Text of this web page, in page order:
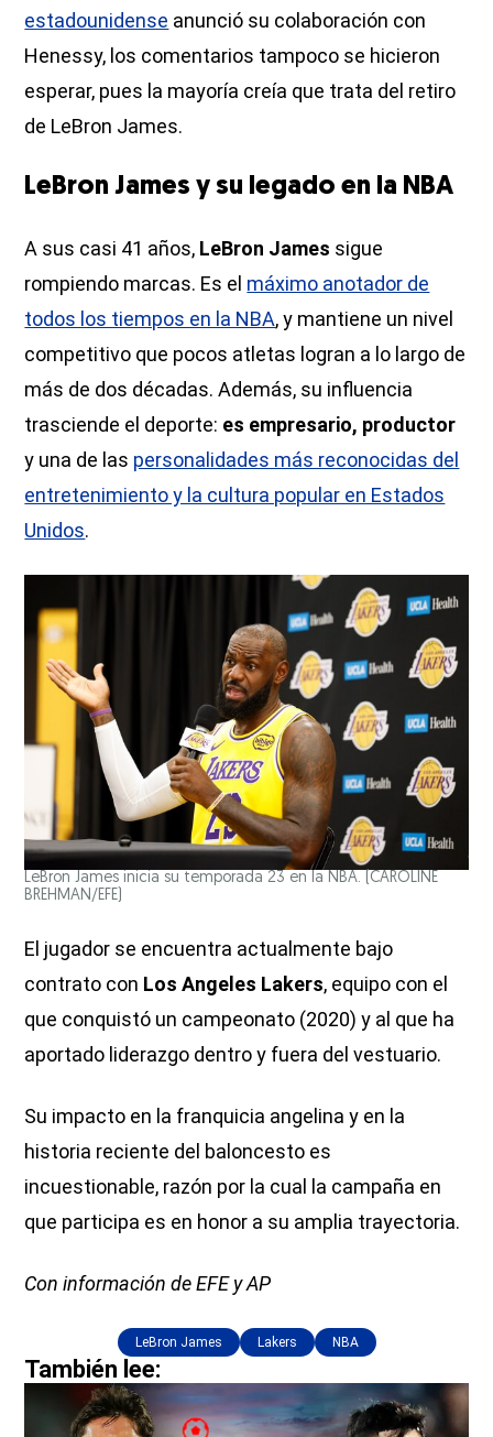
estadounidense anunció su colaboración con
Henessy, los comentarios tampoco se hicieron
esperar, pues la mayoría creía que trata del retiro
de LeBron James.
LeBron James y su legado en la NBA
A sus casi 41 años, LeBron James sigue
rompiendo marcas. Es el máximo anotador de
todos los tiempos en la NBA, y mantiene un nivel
competitivo que pocos atletas logran a lo largo de
más de dos décadas. Además, su influencia
trasciende el deporte: es empresario, productor
y una de las personalidades más reconocidas del
entretenimiento y la cultura popular en Estados
Unidos.
LeBron James inicia su temporada 23 en la NBA.
(CAROLINE
BREHMAN/EFE)
El jugador se encuentra actualmente bajo
contrato con Los Angeles Lakers, equipo con el
que conquistó un campeonato (2020) y al que ha
aportado liderazgo dentro y fuera del vestuario.
Su impacto en la franquicia angelina y en la
historia reciente del baloncesto es
incuestionable, razón por la cual la campaña en
que participa es en honor a su amplia trayectoria.
Con información de EFE y AP
LeBron James Lakers NBA
También lee: